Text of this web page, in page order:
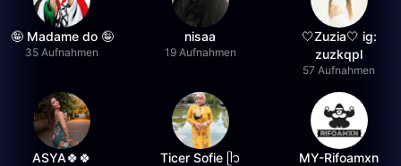
🤪 Madame do 🤪
35 Aufnahmen
nisaa
19 Aufnahmen
🤍Zuzia🤍 ig:
zuzkqpl
57 Aufnahmen
ASYA🍀🍀 Ticer Sofie ᥫ᭡
MY-Rifoamxn